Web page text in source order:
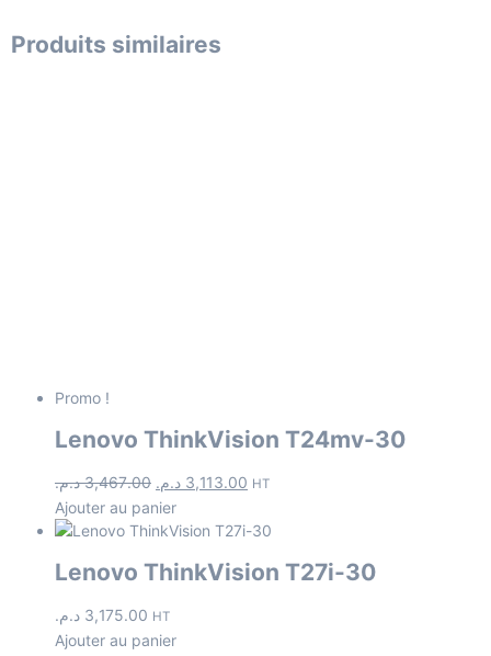
Produits similaires
Promo !
Lenovo ThinkVision T24mv-30
3,467.00 د.م. 3,113.00 د.م. HT
Ajouter au panier
Lenovo ThinkVision T27i-30
3,175.00 د.م. HT
Ajouter au panier